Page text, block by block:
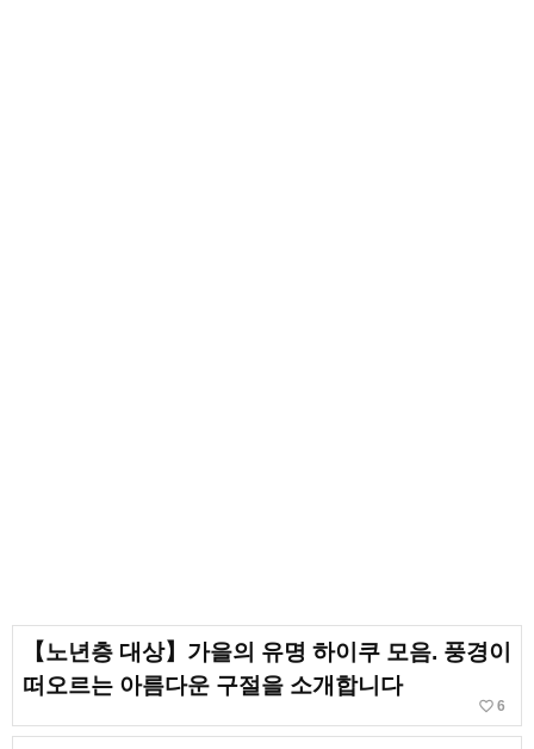
【노년층 대상】가을의 유명 하이쿠 모음. 풍경이
떠오르는 아름다운 구절을 소개합니다
favorite_border 6